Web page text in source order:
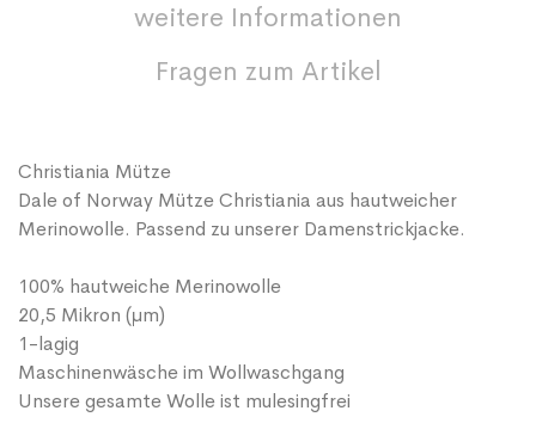
weitere Informationen
Fragen zum Artikel
Christiania Mütze
Dale of Norway Mütze Christiania aus hautweicher
Merinowolle. Passend zu unserer Damenstrickjacke.
100% hautweiche Merinowolle
20,5 Mikron (μm)
1-lagig
Maschinenwäsche im Wollwaschgang
Unsere gesamte Wolle ist mulesingfrei